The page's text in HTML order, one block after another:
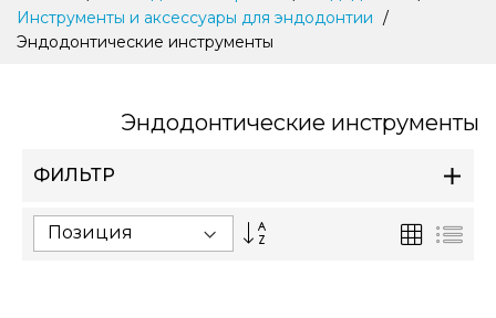
Content
Инструменты и аксессуары для эндодонтии
Эндодонтические инструменты
Эндодонтические инструменты
ФИЛЬТР
Сортируется
Сетка